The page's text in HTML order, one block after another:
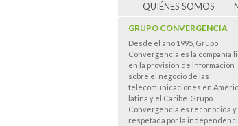
QUIÉNES SOMOS
GRUPO CONVERGENCIA
Desde el año 1995, Grupo
Convergencia es la compañía
en la provisión de información
sobre el negocio de las
telecomunicaciones en
latina y el Caribe. Grupo
Convergencia es reconocida y
respetada por la